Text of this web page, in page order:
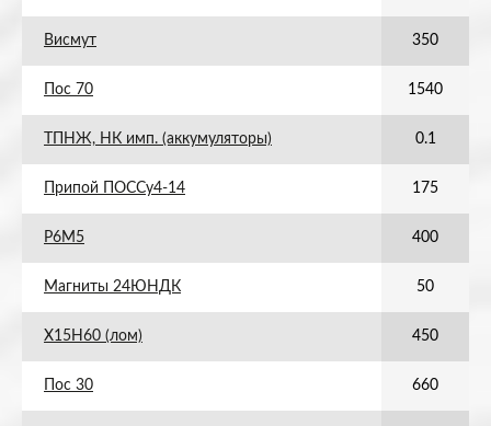
Висмут 350
Пос 70 1540
ТПНЖ, НК имп. (аккумуляторы) 0.1
Припой ПОССу4-14 175
Р6М5 400
Магниты 24ЮНДК 50
Х15Н60 (лом) 450
Пос 30 660